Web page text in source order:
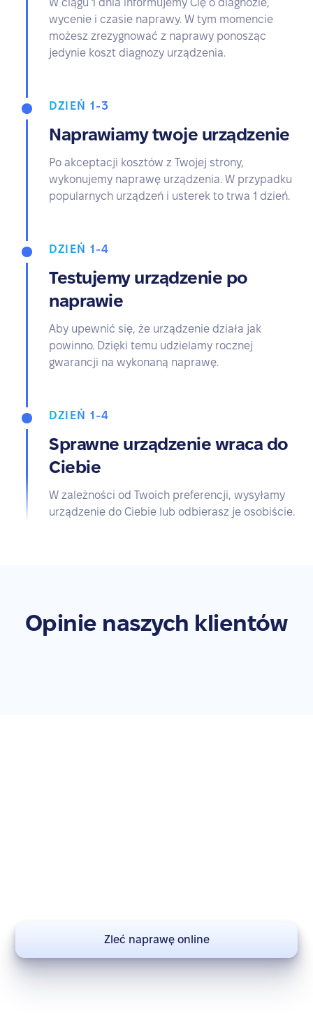
W ciągu 1 dnia informujemy Cię o diagnozie,
wycenie i czasie naprawy. W tym momencie
możesz zrezygnować z naprawy ponosząc
jedynie koszt diagnozy urządzenia.
DZIEŃ 1-3
Naprawiamy twoje urządzenie
Po akceptacji kosztów z Twojej strony,
wykonujemy naprawę urządzenia. W przypadku
popularnych urządzeń i usterek to trwa 1 dzień.
DZIEŃ 1-4
Testujemy urządzenie po
naprawie
Aby upewnić się, że urządzenie działa jak
powinno. Dzięki temu udzielamy rocznej
gwarancji na wykonaną naprawę.
DZIEŃ 1-4
Sprawne urządzenie wraca do
Ciebie
W zależności od Twoich preferencji, wysyłamy
urządzenie do Ciebie lub odbierasz je osobiście.
Opinie naszych klientów
Zleć naprawę online